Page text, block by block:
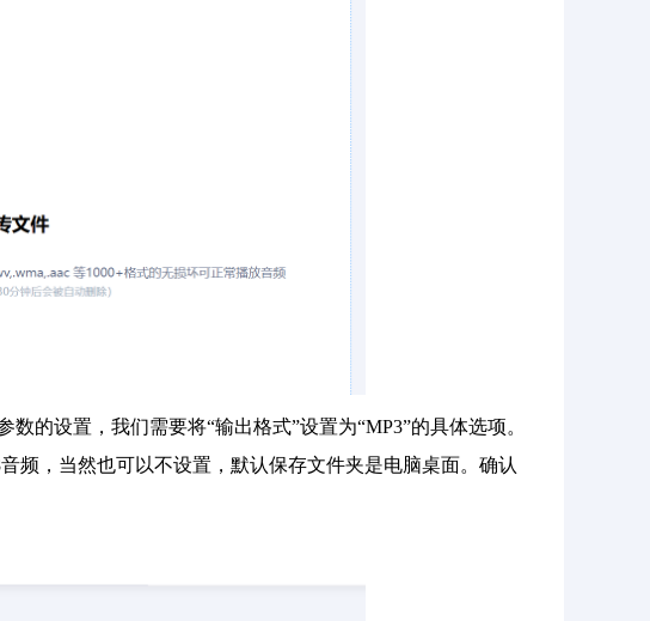
的设置，我们需要将“输出格式”设置为“MP3”的具体选项。
频，当然也可以不设置，默认保存文件夹是电脑桌面。确认